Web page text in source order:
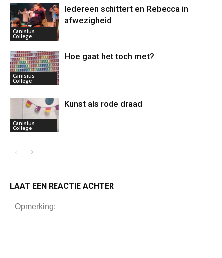
Canisius
College
Iedereen schittert en Rebecca in
afwezigheid
Canisius
College
Hoe gaat het toch met?
Canisius
College
Kunst als rode draad
LAAT EEN REACTIE ACHTER